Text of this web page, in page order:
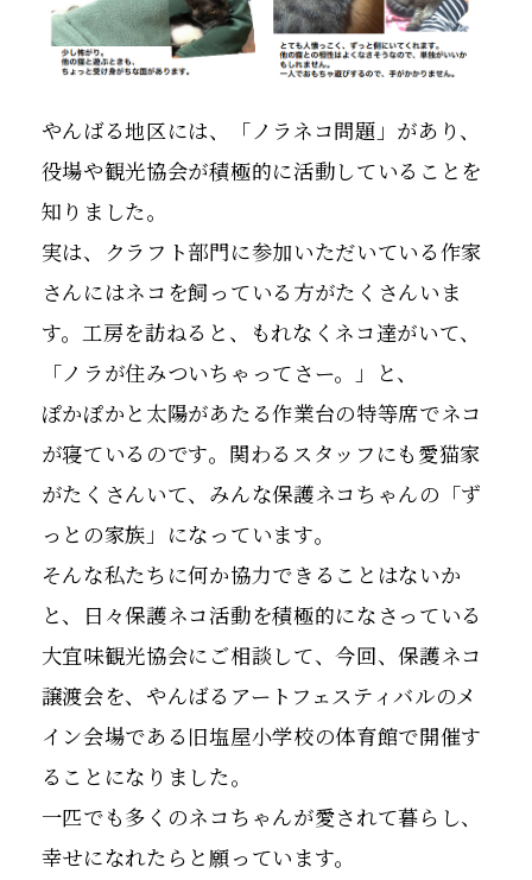
やんばる地区には、「ノラネコ問題」があり、
役場や観光協会が積極的に活動していることを
知りました。
実は、クラフト部門に参加いただいている作家
さんにはネコを飼っている方がたくさんいま
す。工房を訪ねると、もれなくネコ達がいて、
「ノラが住みついちゃってさー。」と、
ぽかぽかと太陽があたる作業台の特等席でネコ
が寝ているのです。関わるスタッフにも愛猫家
がたくさんいて、みんな保護ネコちゃんの「ず
っとの家族」になっています。
そんな私たちに何か協力できることはないか
と、日々保護ネコ活動を積極的になさっている
大宜味観光協会にご相談して、今回、保護ネコ
譲渡会を、やんばるアートフェスティバルのメ
イン会場である旧塩屋小学校の体育館で開催す
ることになりました。
一匹でも多くのネコちゃんが愛されて暮らし、
幸せになれたらと願っています。